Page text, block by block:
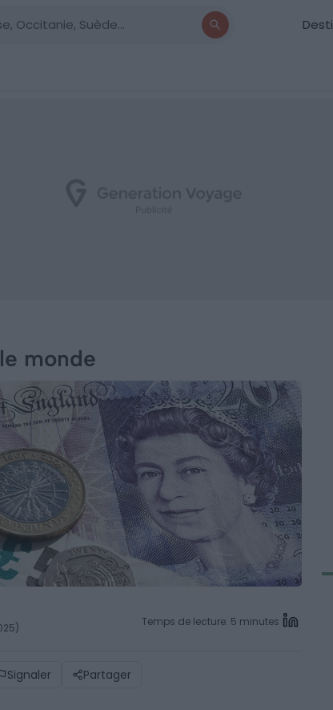
monde
Temps de lecture: 5 minutes
Signaler Partager